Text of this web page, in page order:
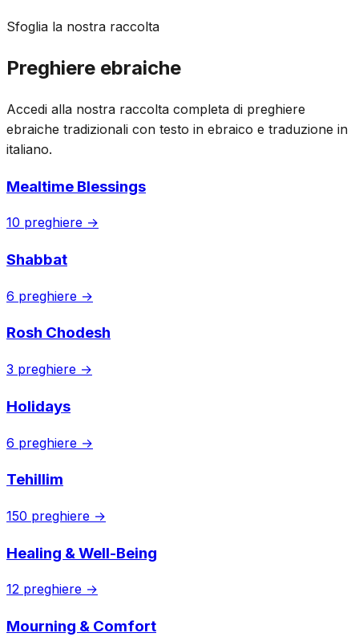
Sfoglia la nostra raccolta
Preghiere ebraiche
Accedi alla nostra raccolta completa di preghiere
ebraiche tradizionali con testo in ebraico e traduzione in
italiano.
Mealtime Blessings
10 preghiere →
Shabbat
6 preghiere →
Rosh Chodesh
3 preghiere →
Holidays
6 preghiere →
Tehillim
150 preghiere →
Healing & Well-Being
12 preghiere →
Mourning & Comfort